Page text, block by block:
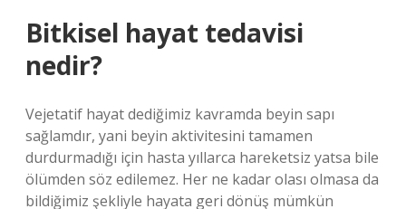
Bitkisel hayat tedavisi
nedir?
Vejetatif hayat dediğimiz kavramda beyin sapı
sağlamdır, yani beyin aktivitesini tamamen
durdurmadığı için hasta yıllarca hareketsiz yatsa bile
ölümden söz edilemez. Her ne kadar olası olmasa da
bildiğimiz şekliyle hayata geri dönüş mümkün